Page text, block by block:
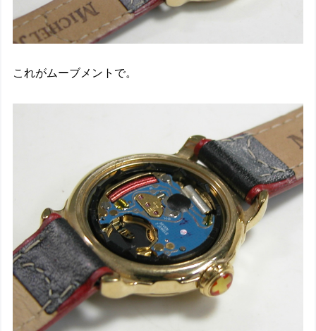
これがムーブメントで。